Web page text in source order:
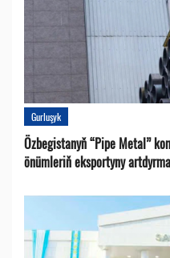
Gurluşyk
Özbegistanyň “Pipe Metal”
önümleriň eksportyny